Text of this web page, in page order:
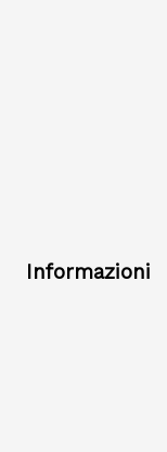
Informazioni